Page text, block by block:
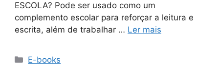
ESCOLA? Pode ser usado como um
complemento escolar para reforçar a leitura e
escrita, além de trabalhar … Ler mais
Categorias
E-books